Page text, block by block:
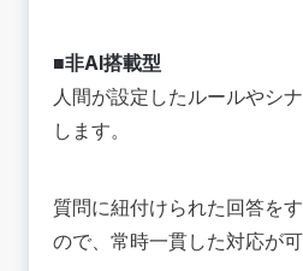
■非AI搭載型
人間が設定したルールやシ
します。
質問に紐付けられた回答を
ので、常時一貫した対応が可